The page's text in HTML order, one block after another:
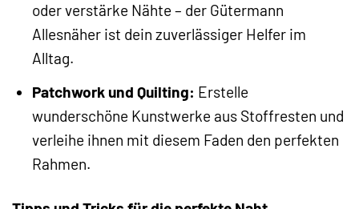
oder verstärke Nähte – der Gütermann
Allesnäher ist dein zuverlässiger Helfer im
Alltag.
Patchwork und Quilting: Erstelle
wunderschöne Kunstwerke aus Stoffresten und
verleihe ihnen mit diesem Faden den perfekten
Rahmen.